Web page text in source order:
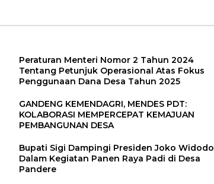
Peraturan Menteri Nomor 2 Tahun 2024
Tentang Petunjuk Operasional Atas Fokus
Penggunaan Dana Desa Tahun 2025
GANDENG KEMENDAGRI, MENDES PDT:
KOLABORASI MEMPERCEPAT KEMAJUAN
PEMBANGUNAN DESA
Bupati Sigi Dampingi Presiden Joko Widodo
Dalam Kegiatan Panen Raya Padi di Desa
Pandere